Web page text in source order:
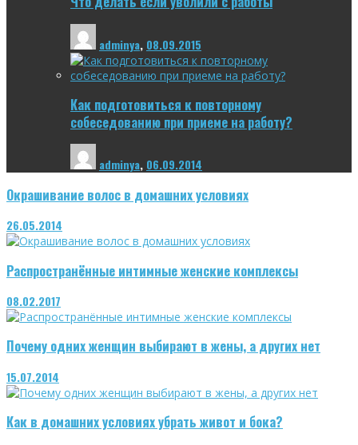
adminya, 08.09.2015
Как подготовиться к повторному
собеседованию при приеме на работу?
adminya, 06.09.2014
Окрашивание волос в домашних условиях
26.05.2014
Распространённые интимные женские комплексы
08.02.2017
Почему одних женщин выбирают в жены, а других нет
15.07.2014
Как в домашних условиях убрать живот и бока?